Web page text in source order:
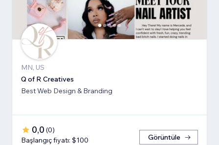
MN, US
Q of R Creatives
Best Web Design & Branding
0,0 (0)
Başlangıç fiyatı: $100
Görüntüle